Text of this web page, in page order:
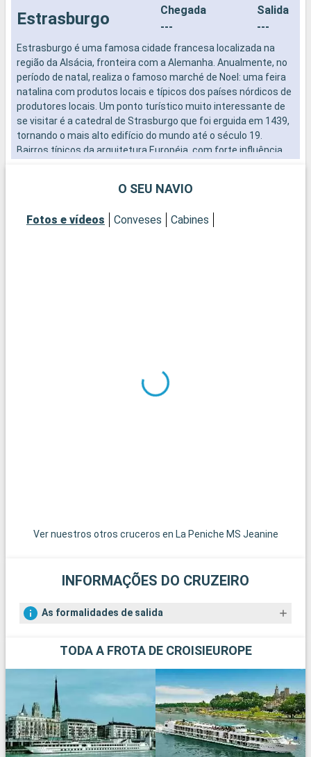
Estrasburgo
Chegada
---
Salida
---
Estrasburgo é uma famosa cidade francesa localizada na
região da Alsácia, fronteira com a Alemanha. Anualmente, no
período de natal, realiza o famoso marché de Noel: uma feira
natalina com produtos locais e típicos dos países nórdicos de
produtores locais. Um ponto turístico muito interessante de
se visitar é a catedral de Strasburgo que foi erguida em 1439,
tornando o mais alto edifício do mundo até o século 19.
Bairros típicos da arquitetura Européia, com forte influência
Chegada
O SEU NAVIO
Fotos e vídeos Conveses Cabines
Ver nuestros otros cruceros en La Peniche MS Jeanine
INFORMAÇÕES DO CRUZEIRO
As formalidades de salida
TODA A FROTA DE CROISIEUROPE